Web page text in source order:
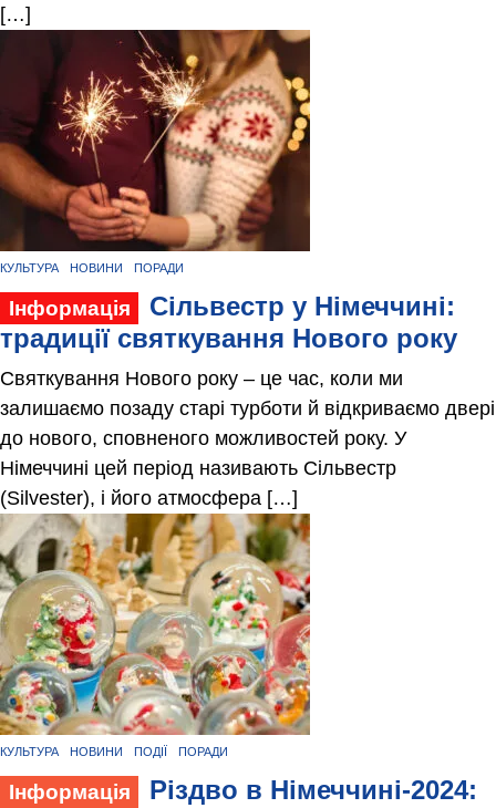
[…]
КУЛЬТУРА НОВИНИ ПОРАДИ
Інформація
Сільвестр у Німеччині:
традиції святкування Нового року
Святкування Нового року – це час, коли ми
залишаємо позаду старі турботи й відкриваємо двері
до нового, сповненого можливостей року. У
Німеччині цей період називають Сільвестр
(Silvester), і його атмосфера […]
КУЛЬТУРА НОВИНИ ПОДІЇ ПОРАДИ
Інформація
Різдво в Німеччині-2024: